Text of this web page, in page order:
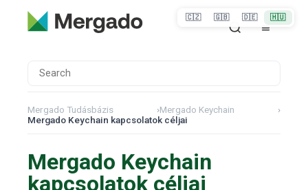
Mergado Tudásbázis ›Mergado Keychain
›
Mergado Keychain kapcsolatok céljai
Mergado Keychain
kapcsolatok céljai
🇨🇿 🇬🇧 🇩🇪 🇭🇺